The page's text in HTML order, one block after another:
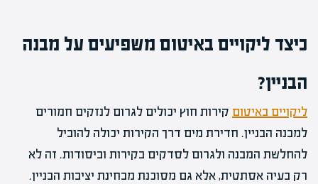
כיצד ליקויים באיטום משפיעים על מבנה
הבניין?
ליקויים באיטום קירות חוץ יכולים לגרום לנזקים חמורים
למבנה הבניין. חדירת מים דרך הקירות יכולה להוביל
להחלשת המבנה ולגרום לסדקים בקירות וביסודות. זה לא
רק בעיה אסתטית, אלא גם מסוכנת מבחינת יציבות הבניין.